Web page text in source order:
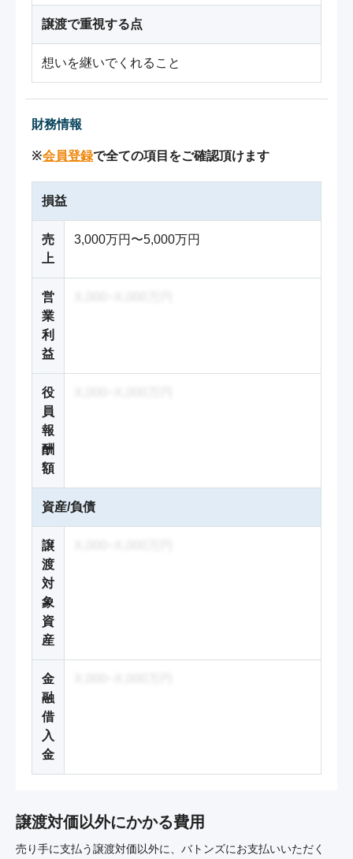
譲渡で重視する点
想いを継いでくれること
財務情報
※会員登録で全ての項目をご確認頂けます
損益
売
上
3,000万円〜5,000万円
営
業
利
益
役
員
報
酬
額
資産/負債
譲
渡
対
象
資
産
金
融
借
入
金
譲渡対価以外にかかる費用
売り手に支払う譲渡対価以外に、バトンズにお支払いいただく